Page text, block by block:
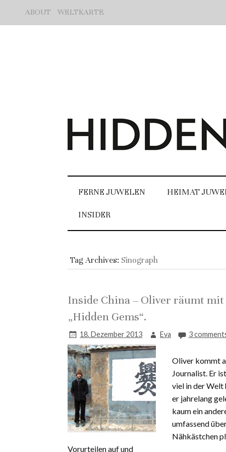
ABOUT WELTKARTE
FERNE JUWELEN HEIMAT
INSIDER
Tag Archives: Sinograph
Inside China – Oliver räumt
„Hidden Gems“.
18. Dezember 2013 Eva 3
Oliver kommt
Journalist. Er
viel in der Welt
er jahrelang
kaum ein
umfassend
Nähkästchen
Vorurteilen auf und